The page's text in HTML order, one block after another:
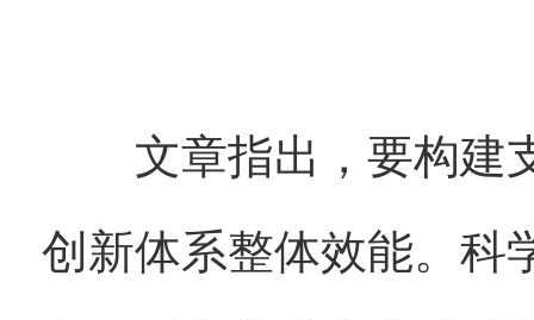
文章指出，要构建支
创新体系整体效能。科